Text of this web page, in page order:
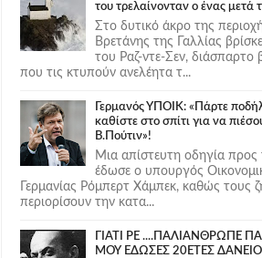
του τρελαίνονταν ο ένας μετά
Στο δυτικό άκρο της
Βρετάνης της Γαλλίας
του Ραζ-ντε-Σεν, διάσπαρτο
που τις κτυπούν ανελέητα τ...
Γερμανός ΥΠΟΙΚ: «Πάρτε
καθίστε στο σπίτι για να
Β.Πούτιν»!
Μια απίστευτη οδηγία προς
έδωσε ο υπουργός
Γερμανίας Ρόμπερτ Χάμπεκ, καθώς τους
περιορίσουν την κατα...
ΓΙΑΤΙ ΡΕ ....ΠΑΛΙΑΝΘΡΩΠΕ
ΜΟΥ ΕΔΩΣΕΣ 20ΕΤΕΣ ΔΑΝΕΙΟ